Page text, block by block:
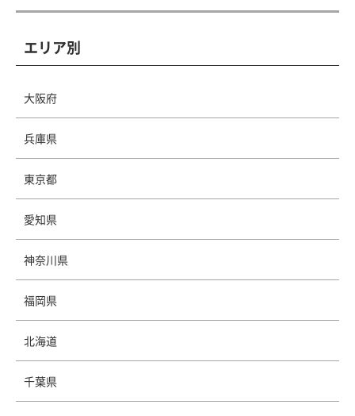
エリア別
大阪府
兵庫県
東京都
愛知県
神奈川県
福岡県
北海道
千葉県